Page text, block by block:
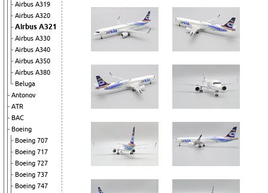
Airbus A319
Airbus A320
Airbus A321
Airbus A330
Airbus A340
Airbus A350
Airbus A380
Beluga
Antonov
ATR
BAC
Boeing
Boeing 707
Boeing 717
Boeing 727
Boeing 737
Boeing 747